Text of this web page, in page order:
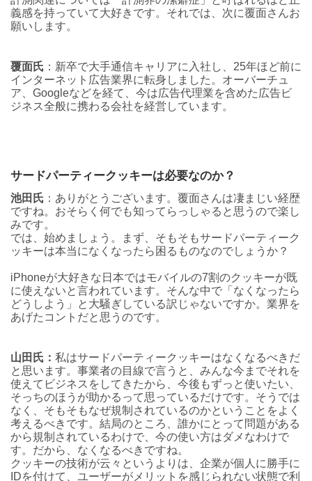
義感を持っていて大好きです。それでは、次に覆面さんお
願いします。
覆面氏 ：新卒で大手通信キャリアに入社し、25年ほど前に
インターネット広告業界に転身しました。オーバーチュ
ア、Googleなどを経て、今は広告代理業を含めた広告ビ
ジネス全般に携わる会社を経営しています。
サードパーティークッキーは必要なのか？
池田氏 ：ありがとうございます。覆面さんは凄まじい経歴
ですね。おそらく何でも知ってらっしゃると思うので楽し
みです。
では、始めましょう。まず、そもそもサードパーティーク
ッキーは本当になくなったら困るものなのでしょうか？
iPhoneが大好きな日本ではモバイルの7割のクッキーが既
に使えないと言われています。そんな中で「なくなったら
どうしよう」と大騒ぎしている訳じゃないですか。業界を
あげたコントだと思うのです。
山田氏： 私はサードパーティークッキーはなくなるべきだ
と思います。事業者の目線で言うと、みんな今までそれを
使えてビジネスをしてきたから、今後もずっと使いたい、
そっちのほうが助かるって思っているだけです。そうでは
なく、そもそもなぜ規制されているのかということをよく
考えるべきです。結局のところ、誰かにとって問題がある
から規制されているわけで、今の使い方はダメなわけで
す。だから、なくなるべきですね。
クッキーの技術が云々というよりは、企業が個人に勝手に
IDを付けて、ユーザーがメリットを感じられない状態で利